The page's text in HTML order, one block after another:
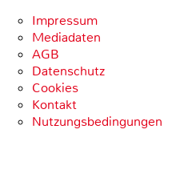
Impressum
Mediadaten
AGB
Datenschutz
Cookies
Kontakt
Nutzungsbedingungen